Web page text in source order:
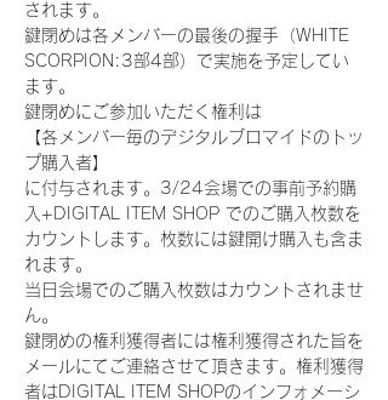
されます。
鍵閉めは各メンバーの最後の握手（WHITE
SCORPION:3部4部）で実施を予定してい
ます。
鍵閉めにご参加いただく権利は
【各メンバー毎のデジタルブロマイドのトッ
プ購入者】
に付与されます。3/24会場での事前予約購
入+DIGITAL ITEM SHOP でのご購入枚数を
カウントします。枚数には鍵開け購入も含ま
れます。
当日会場でのご購入枚数はカウントされませ
ん。
鍵閉めの権利獲得者には権利獲得された旨を
メールにてご連絡させて頂きます。権利獲得
者はDIGITAL ITEM SHOPのインフォメーシ